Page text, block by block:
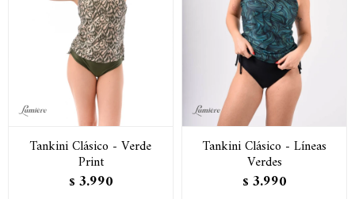
Tankini Clásico - Verde
Print
$ 3.990
Tankini Clásico - Líneas
Verdes
$ 3.990